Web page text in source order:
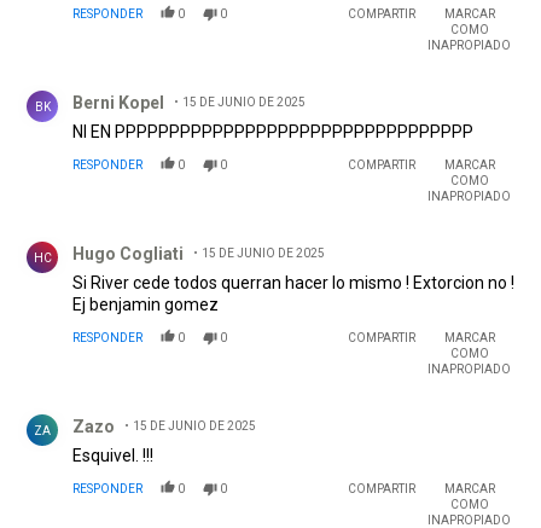
RESPONDER 0 0 COMPARTIR
MARCAR
COMO
INAPROPIADO
BK Berni Kopel 15 DE JUNIO DE 2025
NI EN PPPPPPPPPPPPPPPPPPPPPPPPPPPPPPPPP
RESPONDER 0 0 COMPARTIR
MARCAR
COMO
INAPROPIADO
HC Hugo Cogliati 15 DE JUNIO DE 2025
Si River cede todos querran hacer lo mismo ! Extorcion no !
Ej benjamin gomez
RESPONDER 0 0 COMPARTIR
MARCAR
COMO
INAPROPIADO
ZA Zazo 15 DE JUNIO DE 2025
Esquivel. !!!
RESPONDER 0 0 COMPARTIR
MARCAR
COMO
INAPROPIADO